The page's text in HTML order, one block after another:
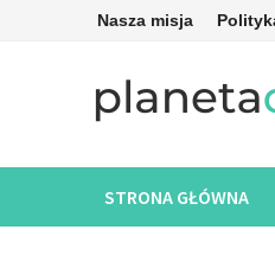
Nasza misja
STRONA GŁÓWNA